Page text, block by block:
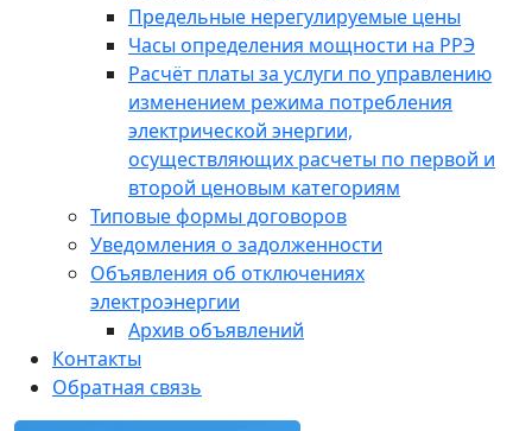
Предельные нерегулируемые цены
Часы определения мощности на РРЭ
Расчёт платы за услуги по управлению
изменением режима потребления
электрической энергии,
осуществляющих расчеты по первой и
второй ценовым категориям
Типовые формы договоров
Уведомления о задолженности
Объявления об отключениях
электроэнергии
Архив объявлений
Контакты
Обратная связь